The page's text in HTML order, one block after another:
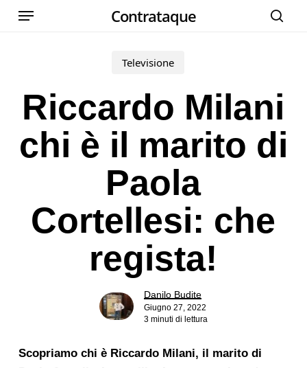
Skip
Contrataque
Menu
Televisione
Riccardo Milani
chi è il marito di
Paola
Cortellesi: che
regista!
Danilo Budite
Giugno 27, 2022
3 minuti di lettura
Scopriamo chi è Riccardo Milani, il marito di